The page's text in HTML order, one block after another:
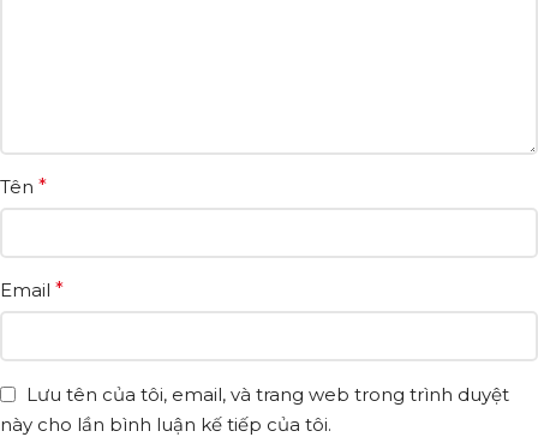
Tên *
Email *
Lưu tên của tôi, email, và trang web trong trình duyệt
này cho lần bình luận kế tiếp của tôi.